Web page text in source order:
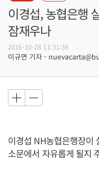
이경섭, 농협은행
잠재우나
2016-10-28 11:31:39
이규연 기자 -
이경섭 NH농협은행장이
소문에서 자유롭게 될지